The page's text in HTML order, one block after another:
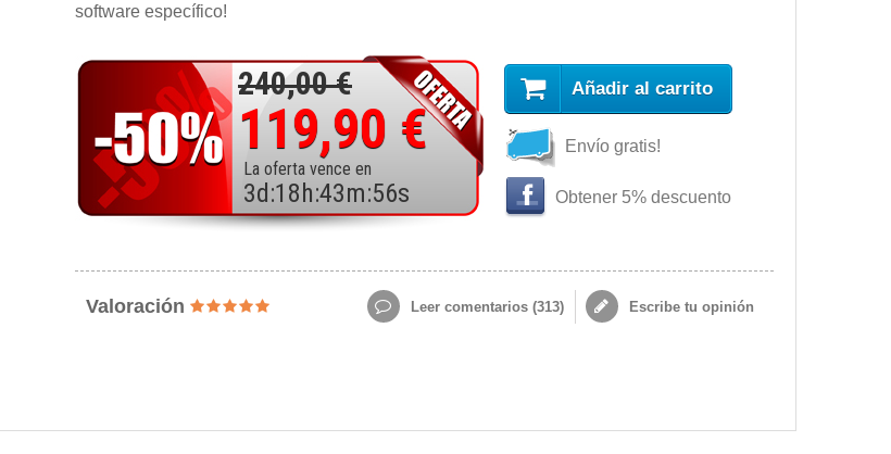
software específico!
240,00 €
119,90 €
La oferta vence en
3d :18 h:43m:54s
Añadir al carrito
Envío gratis!
Obtener 5% descuento
Valoración Leer comentarios (313) Escribe tu opinión